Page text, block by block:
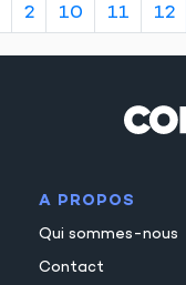
2 10 11 12
A PROPOS
Qui sommes-nous
Contact